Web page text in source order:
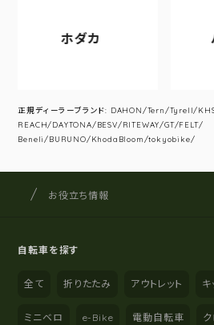
ホダカ パ
正規ディーラーブランド: DAHON/Tern/Tyrell/
REACH/DAYTONA/BESV/RITEWAY/GT/FELT/
Beneli/BURUNO/KhodaBloom/tokyobike/
サイト内の現在地
サイクルショップナカゴヤ
お役立ち情報
自転車を探す
全て 折りたたみ アウトレット
ミニベロ e-Bike 電動自転車